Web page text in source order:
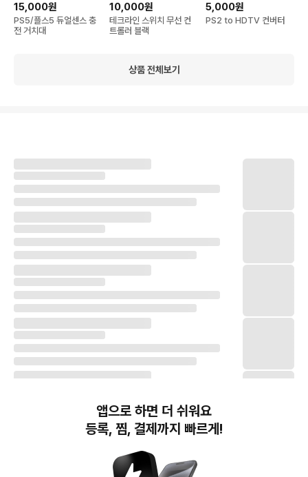
15,000원
PS5/플스5 듀얼센스 충
전 거치대
10,000원
테크라인 스위치 무선 컨
트롤러 블랙
5,000원
PS2 to HDTV 컨버터
상품 전체보기
앱으로 하면 더 쉬워요
등록, 찜, 결제까지 빠르게!